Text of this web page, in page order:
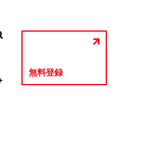
無料登録